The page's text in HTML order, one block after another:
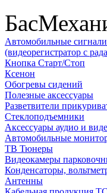
Автомобильные
(видеорегистратор с
Кнопка Старт/Стоп
Ксенон
Обогревы сидений
Полезные аксессуары
Разветвители
Стеклоподъемники
Аксессуары аудио и
Автомобильные
ТВ Тюнеры
Видеокамеры
Конденсаторы,
Антенны